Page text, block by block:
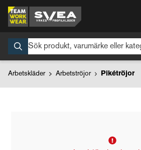
Arbetskläder Arbetströjor Pikétröjor